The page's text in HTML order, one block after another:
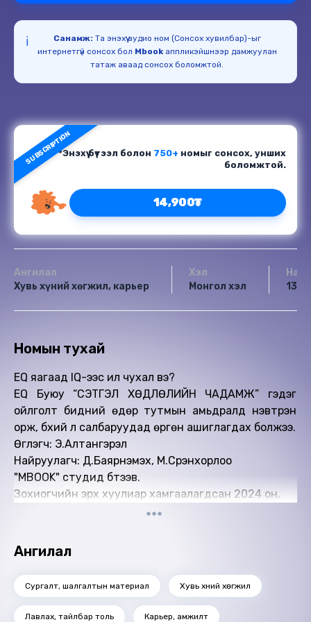
ℹ️ Санамж: Та энэхүү аудио ном (Сонсох хувилбар)-ыг
интернетгүй сонсох бол Mbookаппликэйшнээр дамжуулан
татаж аваад сонсох боломжтой.
SUBSCRIPTION*Энэхүү бүтээл болон 750+ номыг сонсох, унших
боломжтой.
14,900₮
Ангилал
Хувь хүний хөгжил, карьер
Хэл
Монгол хэл
13+
Номын тухай
EQ яагаад IQ-ээс илүү чухал вэ?
EQ Буюу “СЭТГЭЛ ХӨДЛӨЛИЙН ЧАДАМЖ” гэдэг
ойлголт бидний өдөр тутмын амьдралд нэвтрэн
орж, бүхий л салбаруудад өргөн ашиглагдах болжээ.
Өгүүлэгч: Э.Алтангэрэл
Найруулагч: Д.Баярнэмэх, М.Сүрэнхорлоо
"МBOOK" студид бүтээв.
Зохиогчийн эрх хуулиар хамгаалагдсан 2024 он.
Ангилал
Сургалт, шалгалтын материал Хувь хүний хөгжил
Лавлах, тайлбар толь Карьер, амжилт